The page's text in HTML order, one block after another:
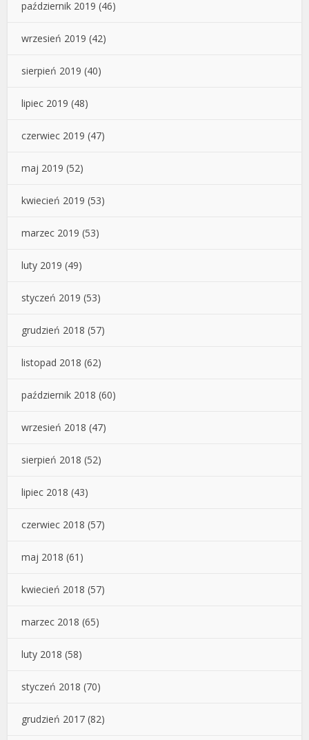
październik 2019 (46)
wrzesień 2019 (42)
sierpień 2019 (40)
lipiec 2019 (48)
czerwiec 2019 (47)
maj 2019 (52)
kwiecień 2019 (53)
marzec 2019 (53)
luty 2019 (49)
styczeń 2019 (53)
grudzień 2018 (57)
listopad 2018 (62)
październik 2018 (60)
wrzesień 2018 (47)
sierpień 2018 (52)
lipiec 2018 (43)
czerwiec 2018 (57)
maj 2018 (61)
kwiecień 2018 (57)
marzec 2018 (65)
luty 2018 (58)
styczeń 2018 (70)
grudzień 2017 (82)